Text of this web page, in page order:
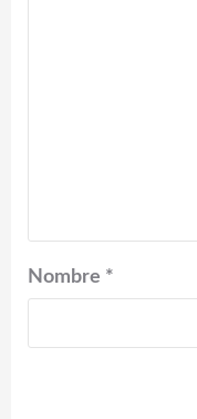
Nombre *